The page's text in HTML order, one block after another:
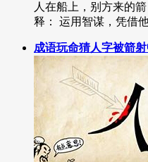
人在船上，别方来的
释： 运用智谋，凭借
成语玩命猜人字被箭